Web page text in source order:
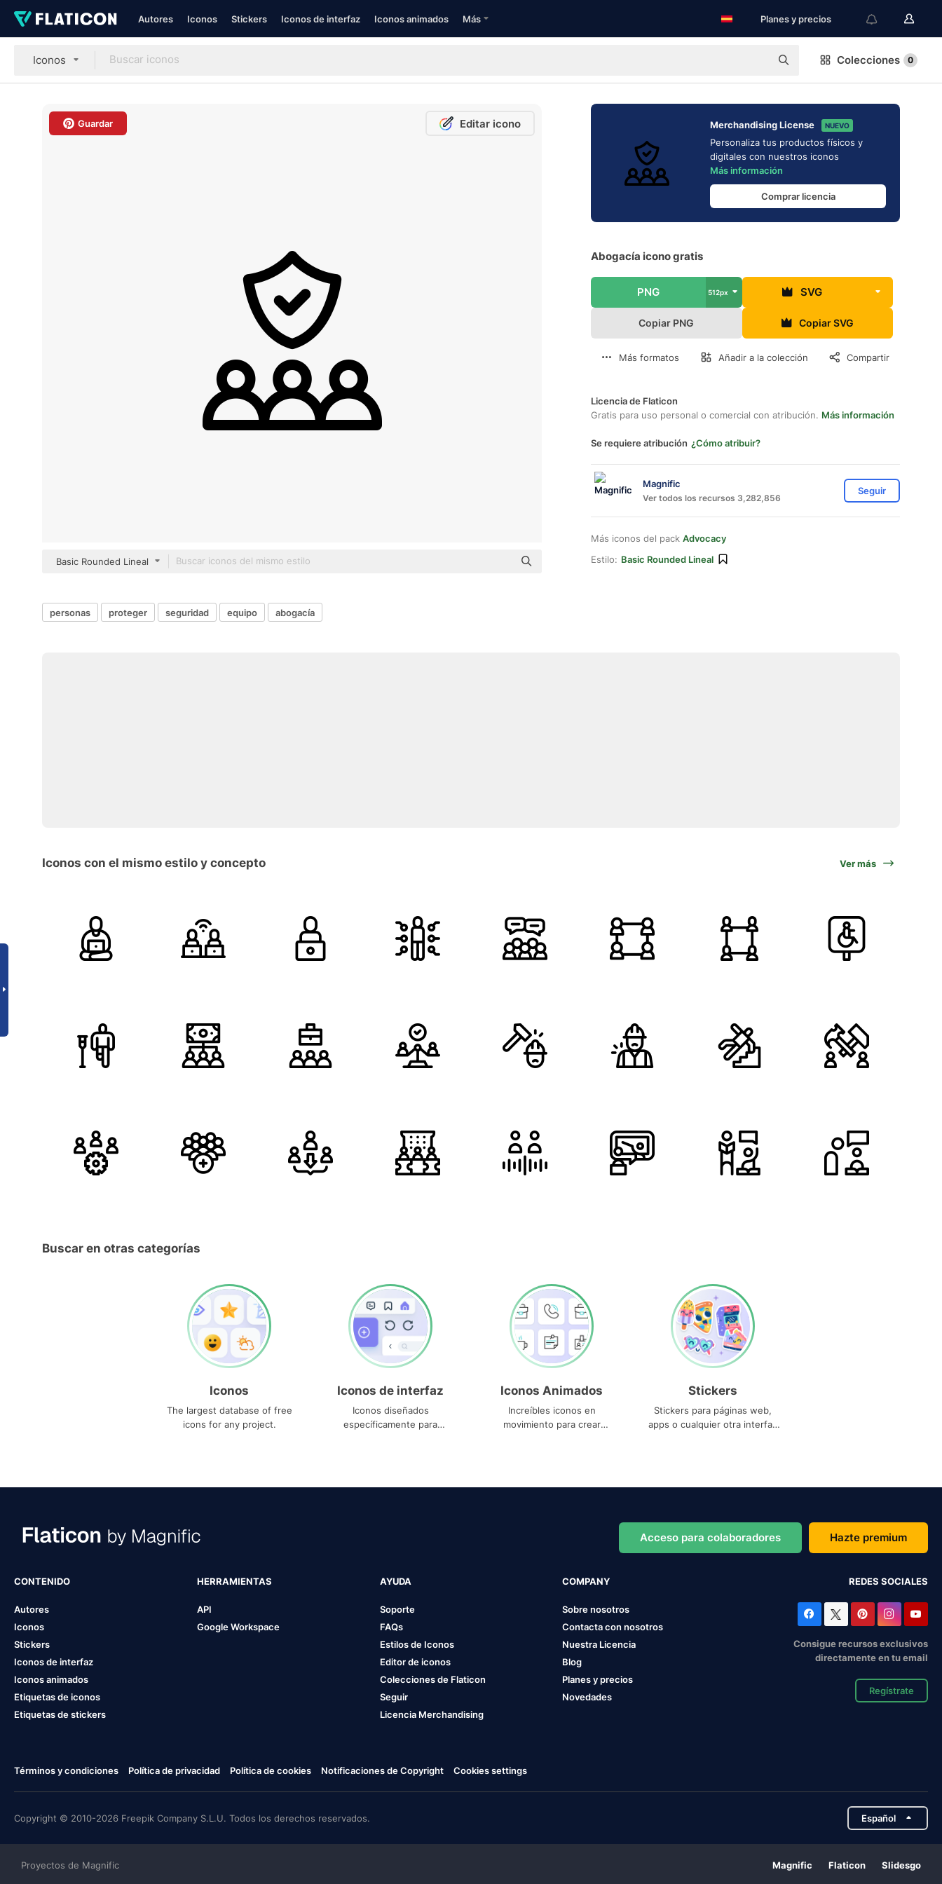
Autores Iconos Stickers Iconos de interfaz Iconos animados Más Planes y precios
Iconos Colecciones 0
Guardar Editar icono
Basic Rounded Lineal
Merchandising License NUEVO
Personaliza tus productos físicos y
digitales con nuestros iconos
Más información
Comprar licencia
Abogacía icono gratis
PNG 512px SVG
Copiar PNG Copiar SVG
Más formatos Añadir a la colección Compartir
Licencia de Flaticon
Gratis para uso personal o comercial con atribución. Más información
Se requiere atribución ¿Cómo atribuir?
Magnific
Ver todos los recursos 3,282,856
Seguir
Más iconos del pack Advocacy
Estilo: Basic Rounded Lineal
personas proteger seguridad equipo abogacía
Iconos con el mismo estilo y concepto Ver más
Buscar en otras categorías
Iconos
The largest database of free
icons for any project.
Iconos de interfaz
Iconos diseñados
específicamente para
Iconos Animados
Increíbles iconos en
movimiento para crear
Stickers
Stickers para páginas web,
apps o cualquier otra interfaz
Acceso para colaboradores Hazte premium
CONTENIDO
Autores
Iconos
Stickers
Iconos de interfaz
Iconos animados
Etiquetas de iconos
Etiquetas de stickers
HERRAMIENTAS
API
Google Workspace
AYUDA
Soporte
FAQs
Estilos de Iconos
Editor de iconos
Colecciones de Flaticon
Seguir
Licencia Merchandising
COMPANY
Sobre nosotros
Contacta con nosotros
Nuestra Licencia
Blog
Planes y precios
Novedades
REDES SOCIALES
Consigue recursos exclusivos
directamente en tu email
Regístrate
Términos y condiciones Política de privacidad Política de cookies Notificaciones de Copyright Cookies settings
Copyright © 2010-2026 Freepik Company S.L.U. Todos los derechos reservados. Español
Proyectos de Magnific Magnific Flaticon Slidesgo